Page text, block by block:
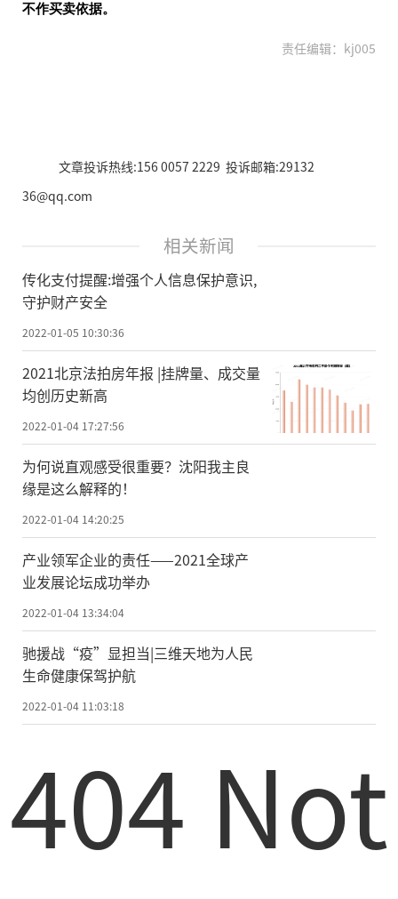
不作买卖依据。
责任编辑：kj005
文章投诉热线:156 0057 2229 投诉邮箱:29132
36@qq.com
相关新闻
传化支付提醒:增强个人信息保护意识,
守护财产安全
2022-01-05 10:30:36
2021北京法拍房年报 |挂牌量、成交量
均创历史新高
2022-01-04 17:27:56
为何说直观感受很重要？沈阳我主良
缘是这么解释的！
2022-01-04 14:20:25
产业领军企业的责任——2021全球产
业发展论坛成功举办
2022-01-04 13:34:04
驰援战“疫”显担当|三维天地为人民
生命健康保驾护航
2022-01-04 11:03:18
404 Not